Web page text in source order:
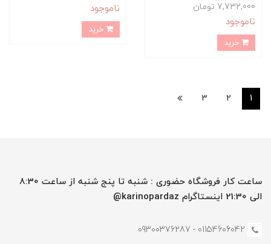
7,732,000 تومان
ناموجود
ناموجود
1
2
3
ساعت کار فروشگاه حضوری : شنبه تا پنج شنبه از ساعت 8:30
الی 21:30 اینستاگرام karinopardaz@
01154606042 - 09300376287